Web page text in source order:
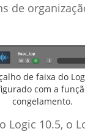
de
de faixa do
com a
congelamento.
Logic 10.5, o